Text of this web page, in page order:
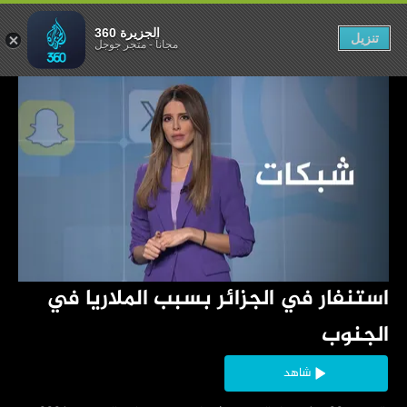
الجنوب
شاهد
في الجنوب
الجزيرة 360
مجاناً-متجر جوجل تنزيل